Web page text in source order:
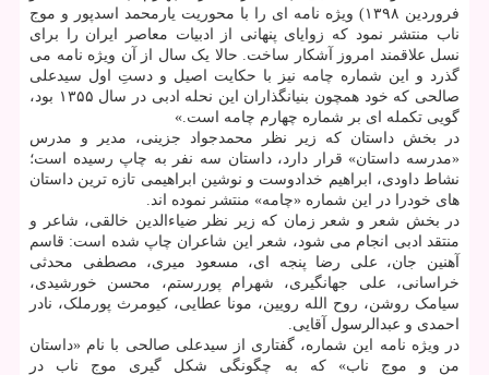
فروردین ۱۳۹۸) ویژه نامه ای را با محوریت یارمحمد اسدپور و موج
ناب منتشر نمود که زوایای پنهانی از ادبیات معاصر ایران را برای
نسل علاقمند امروز آشکار ساخت. حالا یک سال از آن ویژه نامه می
گذرد و این شماره چامه نیز با حکایت اصیل و دستِ اول سیدعلی
صالحی که خود همچون بنیانگذاران این نحله ادبی در سال ۱۳۵۵ بود،
گویی تکمله ای بر شماره چهارم چامه است.»
در بخش داستان که زیر نظر محمدجواد جزینی، مدیر و مدرس
«مدرسه داستان» قرار دارد، داستان سه نفر به چاپ رسیده است؛
نشاط داودی، ابراهیم خدادوست و نوشین ابراهیمی تازه ترین داستان
های خودرا در این شماره «چامه» منتشر نموده اند.
در بخش شعر و شعر زمان که زیر نظر ضیاءالدین خالقی، شاعر و
منتقد ادبی انجام می شود، شعر این شاعران چاپ شده است: قاسم
آهنین جان، علی رضا پنجه ای، مسعود میری، مصطفی محدثی
خراسانی، علی جهانگیری، شهرام پوررستم، محسن خورشیدی،
سیامک روشن، روح الله رویین، مونا عطایی، کیومرث پورملک، نادر
احمدی و عبدالرسول آقایی.
در ویژه نامه این شماره، گفتاری از سیدعلی صالحی با نام «داستان
من و موج ناب» که به چگونگی شکل گیری موج ناب در